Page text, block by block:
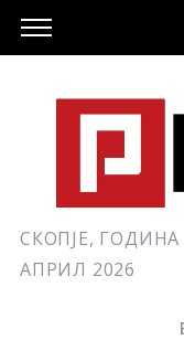
СКОПЈЕ, ГОДИНА
АПРИЛ 2026